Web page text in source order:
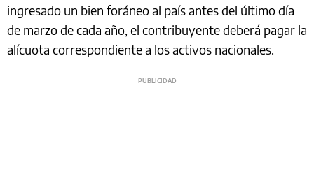
ingresado un bien foráneo al país antes del último día
de marzo de cada año, el contribuyente deberá pagar la
alícuota correspondiente a los activos nacionales.